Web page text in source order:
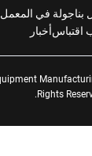
في المعملضبط
أخبار
Equipment
Rights